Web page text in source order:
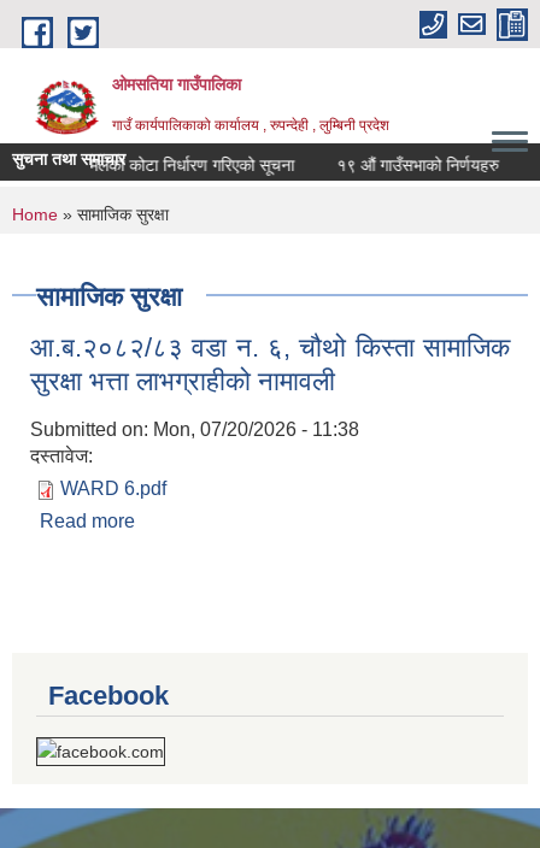
Skip to main content
ओमसतिया गाउँपालिका
गाउँ कार्यपालिकाको कार्यालय , रुपन्देही , लुम्बिनी प्रदेश
सुचना तथा समाचारमलको कोटा निर्धारण गरिएको सूचना १९ औं गाउँसभाको निर्णयहरु
You are here
Home » सामाजिक सुरक्षा
सामाजिक सुरक्षा
आ.ब.२०८२/८३ वडा न. ६, चौथो किस्ता सामाजिक
सुरक्षा भत्ता लाभग्राहीको नामावली
Submitted on: Mon, 07/20/2026 - 11:38
दस्तावेज:
WARD 6.pdf
Read more
Facebook